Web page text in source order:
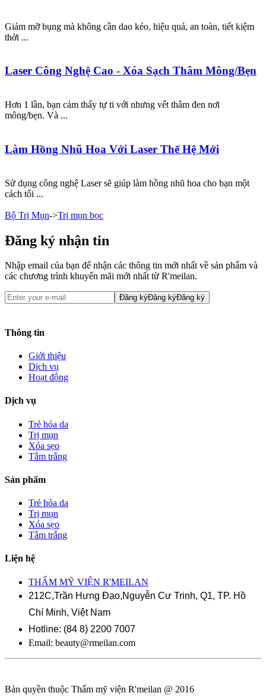
Giảm mỡ bụng mà không cần dao kéo, hiệu quả, an toàn, tiết kiệm
thời ...
Laser Công Nghệ Cao - Xóa Sạch Thâm Mông/Bẹn
Hơn 1 lần, bạn cảm thấy tự ti với nhưng vết thâm đen nơi
mông/bẹn. Và ...
Làm Hồng Nhũ Hoa Với Laser Thế Hệ Mới
Sử dụng công nghệ Laser sẽ giúp làm hồng nhũ hoa cho bạn một
cách tối ...
Bộ Trị Mụn->Trị mụn bọc
Đăng ký nhận tin
Nhập email của bạn để nhận các thông tin mới nhất về sản phẩm và
các chương trình khuyến mãi mới nhất từ R'meilan.
Đăng kýĐăng kýĐăng ký
Thông tin
Giới thiệu
Dịch vụ
Hoạt động
Dịch vụ
Trẻ hóa da
Trị mụn
Xóa sẹo
Tắm trắng
Sản phẩm
Trẻ hóa da
Trị mụn
Xóa sẹo
Tắm trắng
Liện hệ
THẨM MỸ VIỆN R'MEILAN
212C,Trần Hưng Đạo,Nguyễn Cư Trinh, Q1, TP. Hồ
Chí Minh, Việt Nam
Hotline: (84 8) 2200 7007
Email: beauty@rmeilan.com
Bản quyền thuộc Thẩm mỹ viện R'meilan @ 2016